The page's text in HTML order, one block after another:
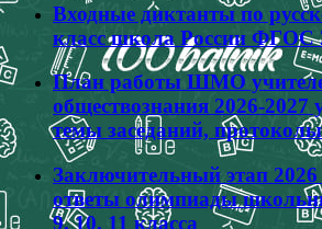
Входные диктанты по
класс школа России ФГОС
План работы ШМО
обществознания 2026-2027
темы заседаний, протоколы
Заключительный этап 2026
ответы олимпиады
9, 10, 11 класса